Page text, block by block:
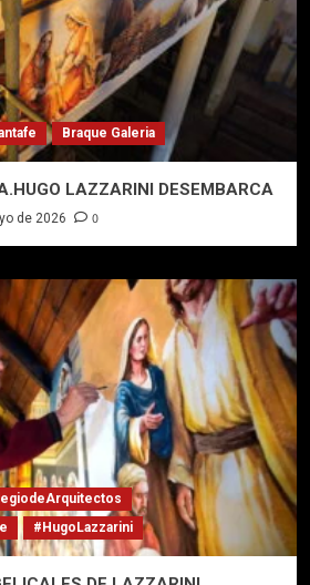
Braque Galeria
LAZZARINI DESEMBARCA
de 2026 0
#HugoLazzarini